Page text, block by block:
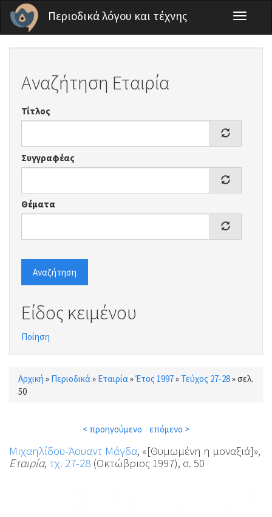
Παράκαμψη προς το κυρίως περιεχόμενο
Περιοδικά λόγου και τέχνης
Toggle
Αναζήτηση Εταιρία
Τίτλος
Συγγραφέας
Θέματα
Αναζήτηση
Είδος κειμένου
Ποίηση
Είστε εδώ
Αρχική » Περιοδικά » Εταιρία »Έτος 1997» Τεύχος 27-28»σελ.
50
< προηγούμενο επόμενο >
Μιχαηλίδου-Άουαντ Μάγδα, «[Θυμωμένη η μοναξιά]»,
Εταιρία, τχ. 27-28 (Οκτώβριος 1997), σ. 50